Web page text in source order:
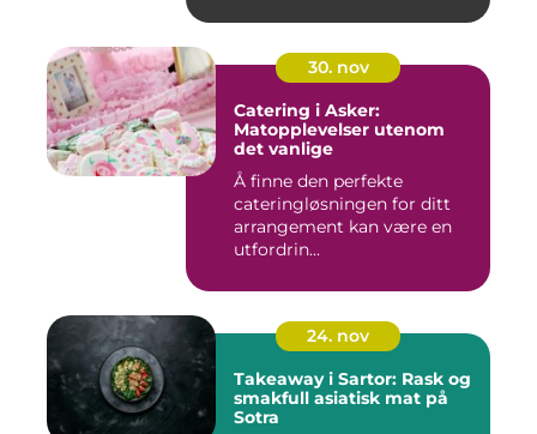
30. nov
Catering i Asker:
Matopplevelser utenom
det vanlige
Å finne den perfekte
cateringløsningen for ditt
arrangement kan være en
utfordrin...
24. nov
Takeaway i Sartor: Rask og
smakfull asiatisk mat på
Sotra